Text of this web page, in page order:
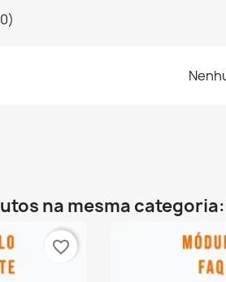
na mesma categoria:
favorite_border